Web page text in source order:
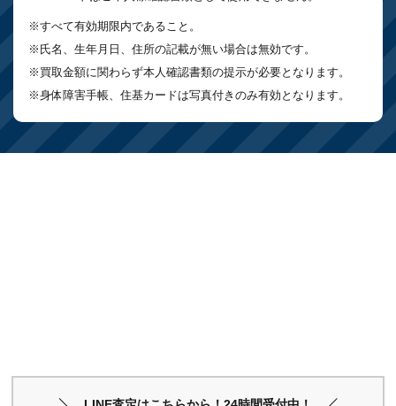
※すべて有効期限内であること。
※氏名、生年月日、住所の記載が無い場合は無効です。
※買取金額に関わらず本人確認書類の提示が必要となります。
※身体障害手帳、住基カードは写真付きのみ有効となります。